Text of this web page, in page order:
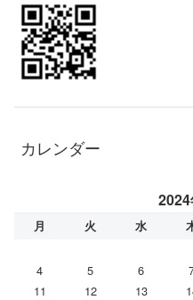
カレンダー
2024
月 火 水
4
5 6
11
12 13